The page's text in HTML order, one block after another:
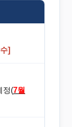
]
정(7월